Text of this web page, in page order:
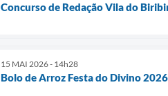
Concurso de Redação Vila do
15 MAI 2026 - 14h28
Bolo de Arroz Festa do Divino 2026